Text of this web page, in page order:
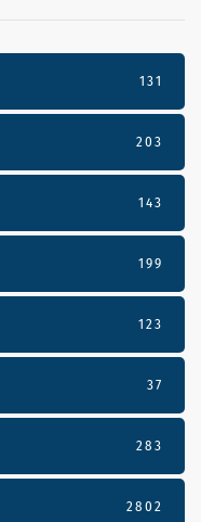
131
203
143
199
123
37
283
2802